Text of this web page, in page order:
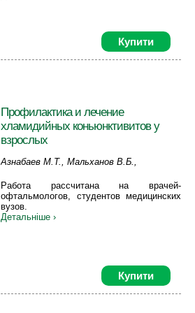
Купити
Профилактика и лечение
хламидийных коньюнктивитов у
взрослых
Азнабаев М.Т., Мальханов В.Б.,
Работа рассчитана на врачей-
офтальмологов, студентов медицинских
вузов.
Детальніше ›
Купити